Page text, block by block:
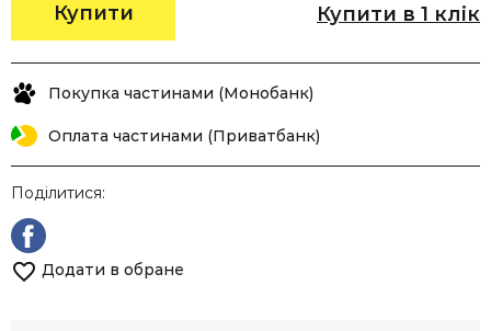
Купити Купити в 1 клік
Покупка частинами (Монобанк)
Оплата частинами (Приватбанк)
Поділитися:
Додати в обране